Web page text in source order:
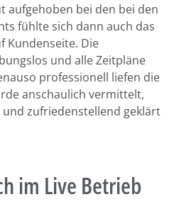
aufgehoben bei den bei den
fühlte sich dann auch das
Kundenseite. Die
und alle Zeitpläne
professionell liefen die
anschaulich vermittelt,
zufriedenstellend geklärt
im Live Betrieb